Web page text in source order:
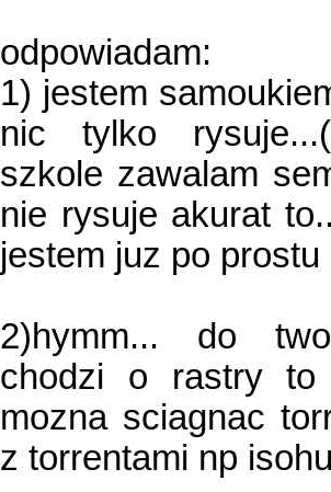
odpowiadam:
1) jestem
nic tylko
szkole zawalam
nie rysuje akurat
jestem juz po prostu
2)hymm... do
chodzi o rastry
mozna sciagnac
z torrentami np